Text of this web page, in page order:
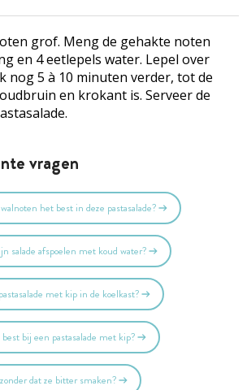
grof. Meng de gehakte noten
en 4 eetlepels water. Lepel over
nog 5 à 10 minuten verder, tot de
en krokant is. Serveer de
vragen
het best in deze pastasalade?
salade afspoelen met koud water?
met kip in de koelkast?
bij een pastasalade met kip?
dat ze bitter smaken?